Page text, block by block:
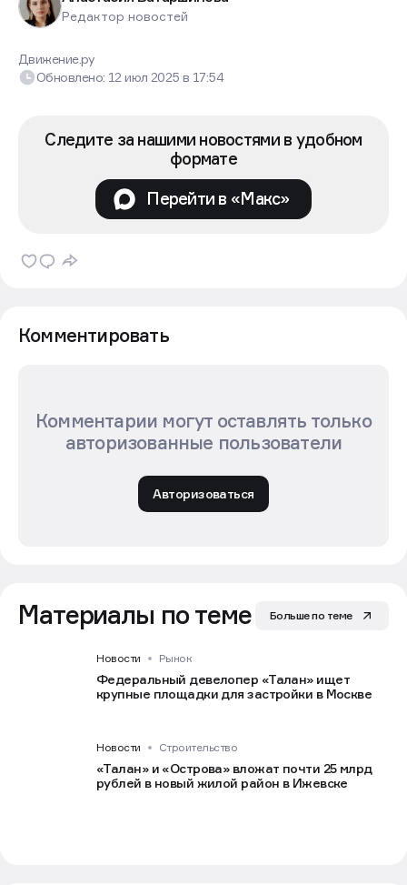
Редактор новостей
Движение.ру
Обновлено: 12 июл 2025в 17:54
Следите за нашими новостями в удобном
формате
Перейти в «Макс»
Комментировать
Комментарии могут оставлять только
авторизованные пользователи
Авторизоваться
Материалы по теме Больше по теме
Новости Рынок
Федеральный девелопер «Талан» ищет
крупные площадки для застройки в Москве
Новости Строительство
«Талан» и «Острова» вложат почти 25 млрд
рублей в новый жилой район в Ижевске